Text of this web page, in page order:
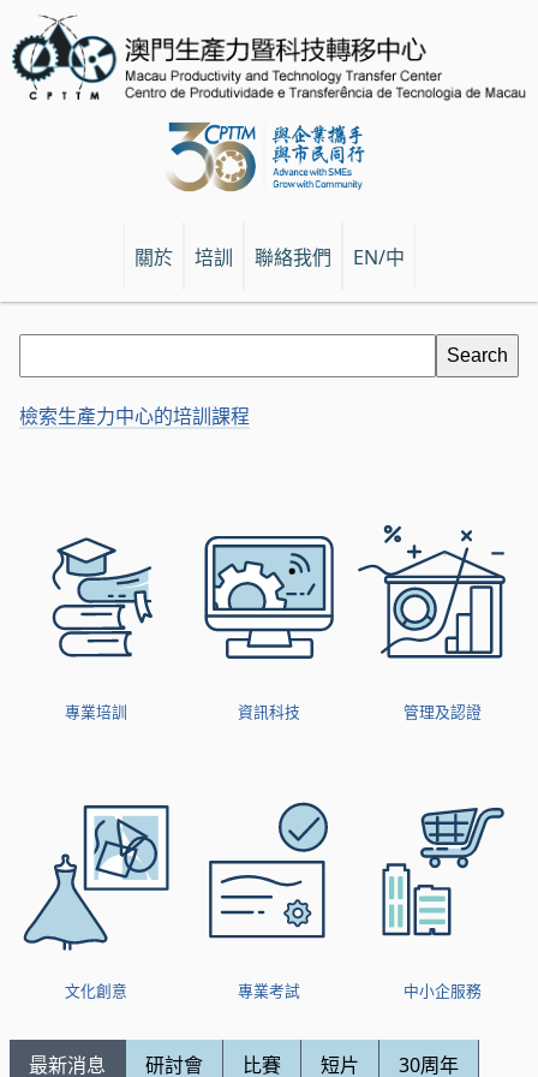
關於 培訓 聯絡我們 EN/中
專業培訓 資訊科技 管理及認證
文化創意 專業考試 中小企服務
最新消息 研討會 比賽 短片
30周年
檢索生產力中心的培訓課程